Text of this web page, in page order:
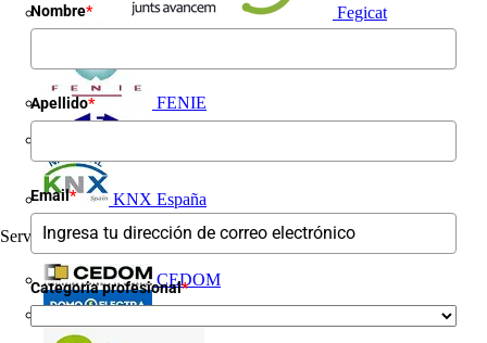
Fegicat
FENIE
KNX España
Servicios para la industria 13
CEDOM
Nombre*
Apellido*
Email*
Categoria profesional*